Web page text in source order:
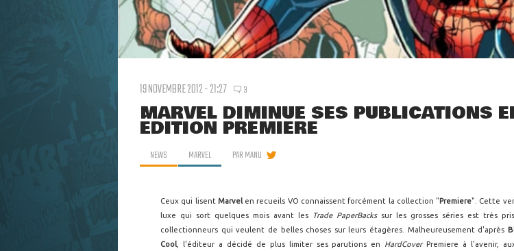
19 NOVEMBRE 2012 - 21:27 3
MARVEL DIMINUE SES PUBLICATIONS
ÉDITION PREMIERE
NEWS MARVEL PARMANU
Ceux qui lisent Marvelen recueils VO connaissent forcément la collection "Premiere". Cette
luxe qui sort quelques mois avant les
Trade PaperBacks sur les grosses séries est très
collectionneurs qui veulent de belles choses sur leurs étagères. Malheureusement d'après
Cool , l'éditeur a décidé de plus limiter ses parutions en HardCoverPremiere à l'avenir,